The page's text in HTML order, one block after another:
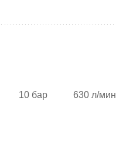
10 бар 630 л/мин